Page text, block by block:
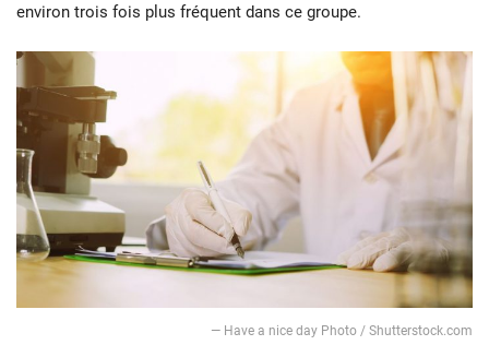
environ trois fois plus fréquent dans ce groupe.
— Have a nice day Photo / Shutterstock.com